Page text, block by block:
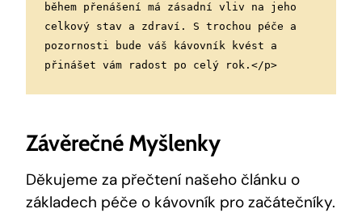
během přenášení má zásadní vliv na jeho
celkový stav a zdraví. S trochou péče a
pozornosti bude váš kávovník kvést a
přinášet vám radost po celý rok.</p>
Závěrečné Myšlenky
Děkujeme za přečtení našeho článku o
základech péče o kávovník pro začátečníky.